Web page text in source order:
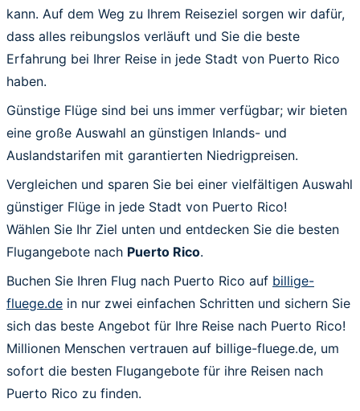
kann. Auf dem Weg zu Ihrem Reiseziel sorgen wir dafür,
dass alles reibungslos verläuft und Sie die beste
Erfahrung bei Ihrer Reise in jede Stadt von Puerto Rico
haben.
Günstige Flüge sind bei uns immer verfügbar; wir bieten
eine große Auswahl an günstigen Inlands- und
Auslandstarifen mit garantierten Niedrigpreisen.
Vergleichen und sparen Sie bei einer vielfältigen Auswahl
günstiger Flüge in jede Stadt von Puerto Rico!
Wählen Sie Ihr Ziel unten und entdecken Sie die besten
Flugangebote nach Puerto Rico.
Buchen Sie Ihren Flug nach Puerto Rico auf billige-
fluege.de in nur zwei einfachen Schritten und sichern Sie
sich das beste Angebot für Ihre Reise nach Puerto Rico!
Millionen Menschen vertrauen auf billige-fluege.de, um
sofort die besten Flugangebote für ihre Reisen nach
Puerto Rico zu finden.